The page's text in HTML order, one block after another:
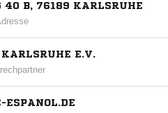
40 B, 76189 KARLSRUHE
KARLSRUHE E.V.
ESPANOL.DE